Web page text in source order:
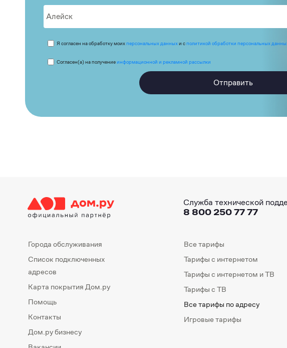
Я согласен на обработку моихперсональных данныхи сполитикой обработки персональных
Согласен(а) на получениеинформационной и рекламной рассылки
Отправить
Служба технической
8 800 250 77 77
Города обслуживания
Список подключенных
адресов
Карта покрытия Дом.ру
Помощь
Контакты
Дом.ру бизнесу
Все тарифы
Тарифы с интернетом
Тарифы с интернетом и ТВ
Тарифы с ТВ
Все тарифы по адресу
Игровые тарифы